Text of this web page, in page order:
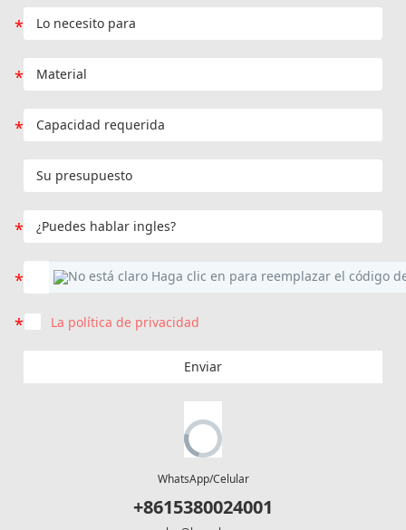
La política de privacidad
Enviar
WhatsApp/Celular
+8615380024001